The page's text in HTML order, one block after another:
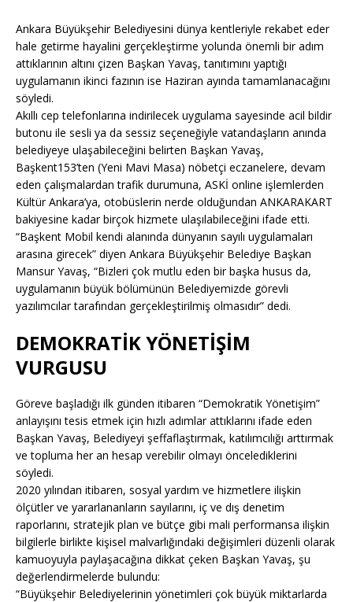
Ankara Büyükşehir Belediyesini dünya kentleriyle rekabet eder
hale getirme hayalini gerçekleştirme yolunda önemli bir adım
attıklarının altını çizen Başkan Yavaş, tanıtımını yaptığı
uygulamanın ikinci fazının ise Haziran ayında tamamlanacağını
söyledi.
Akıllı cep telefonlarına indirilecek uygulama sayesinde acil bildir
butonu ile sesli ya da sessiz seçeneğiyle vatandaşların anında
belediyeye ulaşabileceğini belirten Başkan Yavaş,
Başkent153’ten (Yeni Mavi Masa) nöbetçi eczanelere, devam
eden çalışmalardan trafik durumuna, ASKİ online işlemlerden
Kültür Ankara’ya, otobüslerin nerde olduğundan ANKARAKART
bakiyesine kadar birçok hizmete ulaşılabileceğini ifade etti.
“Başkent Mobil kendi alanında dünyanın sayılı uygulamaları
arasına girecek” diyen Ankara Büyükşehir Belediye Başkan
Mansur Yavaş, “Bizleri çok mutlu eden bir başka husus da,
uygulamanın büyük bölümünün Belediyemizde görevli
yazılımcılar tarafından gerçekleştirilmiş olmasıdır” dedi.
DEMOKRATİK YÖNETİŞİM
VURGUSU
Göreve başladığı ilk günden itibaren “Demokratik Yönetişim”
anlayışını tesis etmek için hızlı adımlar attıklarını ifade eden
Başkan Yavaş, Belediyeyi şeffaflaştırmak, katılımcılığı arttırmak
ve topluma her an hesap verebilir olmayı öncelediklerini
söyledi.
2020 yılından itibaren, sosyal yardım ve hizmetlere ilişkin
ölçütler ve yararlananların sayılarını, iç ve dış denetim
raporlarını, stratejik plan ve bütçe gibi mali performansa ilişkin
bilgilerle birlikte kişisel malvarlığındaki değişimleri düzenli olarak
kamuoyuyla paylaşacağına dikkat çeken Başkan Yavaş, şu
değerlendirmelerde bulundu:
“Büyükşehir Belediyelerinin yönetimleri çok büyük miktarlarda